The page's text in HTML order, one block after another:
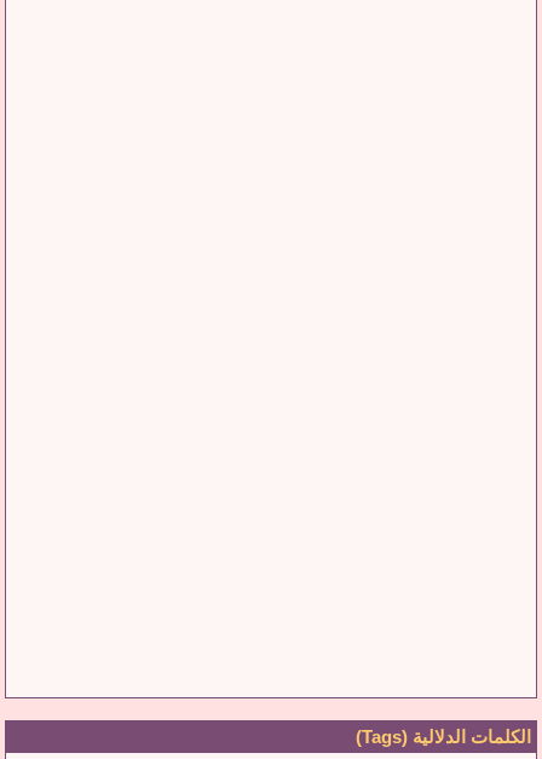
الكلمات الدلالية (Tags)